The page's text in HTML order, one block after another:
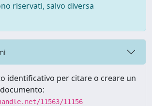
riservati, salvo diversa
identificativo per citare o creare un
11563/11156